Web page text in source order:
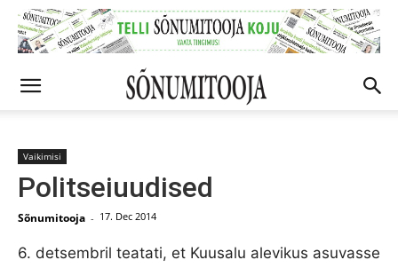
Vaikimisi
Politseiuudised
Sõnumitooja - 17. Dec 2014
6. detsembril teatati, et Kuusalu alevikus asuvasse